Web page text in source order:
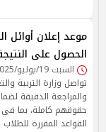
الحصول على
السبت 19/يوليو/2025 - 02:28 م
تواصل وزارة التربية
والمراجعة الدقيقة
حقوقهم كاملة، بما
القواعد المقررة